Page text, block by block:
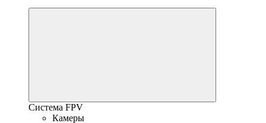
Система FPV
Камеры